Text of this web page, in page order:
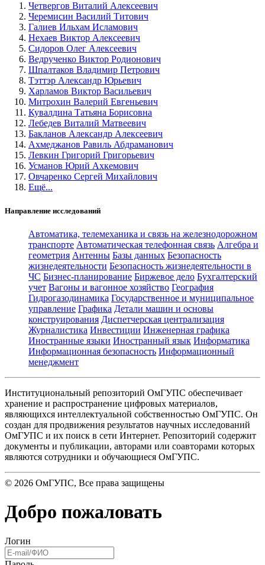
Четвергов Виталий Алексеевич
Черемисин Василий Титович
Галиев Ильхам Исламович
Нехаев Виктор Алексеевич
Сидоров Олег Алексеевич
Ведрученко Виктор Родионович
Шпалтаков Владимир Петрович
Тэттэр Александр Юрьевич
Харламов Виктор Васильевич
Митрохин Валерий Евгеньевич
Кувалдина Татьяна Борисовна
Лебедев Виталий Матвеевич
Бакланов Александр Алексеевич
Ахмеджанов Равиль Абдраманович
Левкин Григорий Григорьевич
Усманов Юрий Ахкемович
Овчаренко Сергей Михайлович
Ещё...
Направление исследований
Автоматика, телемеханика и связь на железнодорожном
транспорте Автоматическая телефонная связь Алгебра и
геометрия Антенны Базы данных Безопасность
жизнедеятельности Безопасность жизнедеятельности в
ЧС Бизнес-планирование Биржевое дело Бухгалтерский
учет Вагоны и вагонное хозяйство География
Гидрогазодинамика Государственное и муниципальное
управление Графика Детали машин и основы
конструирования Диспетчерская централизация
Журналистика Инвестиции Инженерная графика
Иностранные языки Иностранный язык Информатика
Информационная безопасность Информационный
менеджмент
Институциональный репозиторий ОмГУПС обеспечивает
хранение и распространение цифровых материалов,
являющихся интеллектуальной собственностью ОмГУПС. Он
создан для продвижения результатов научных исследований
ОмГУПС и их поиск в сети Интернет. Репозиторий содержит
документы и публикации, авторами или соавторами которых
являются сотрудники и обучающиеся ОмГУПС.
© 2026 ОмГУПС, Все права защищены
Добро пожаловать
Логин